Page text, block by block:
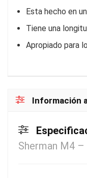
Esta hecho en
Tiene una
Apropiado para
Información
Sherman M4 –